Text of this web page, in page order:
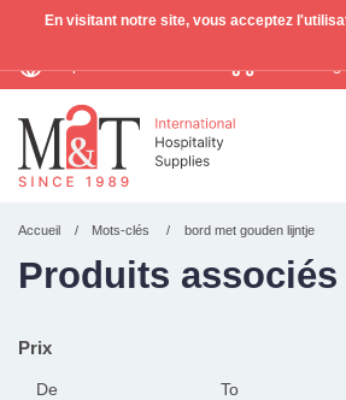
Accueil Mots-clés bord met gouden lijntje
Produits
Prix
De To
En visitant notre site, vous acceptez